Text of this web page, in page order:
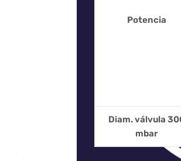
Potencia
Diam. válvula
mbar